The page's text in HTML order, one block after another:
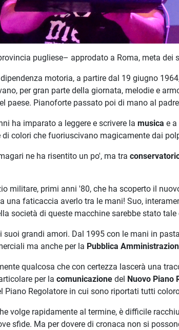
pugliese– approdato a Roma, meta dei
motoria, a partire dal 19 giugno
per gran parte della giornata, melodie e
paese. Pianoforte passato poi di mano al
ha imparato a leggere e scrivere la musica e
di colori che fuoriuscivano magicamente dai
ne ha risentito un po', ma tra
militare, primi anni '80, che ha scoperto il
una faticaccia averlo tra le mani! Suo,
società di queste macchine sarebbe stato
suoi grandi amori. Dal 1995 con le mani in
ma anche per la Pubblica
qualcosa che con certezza lascerà una
per la comunicazione del Nuovo Piano
Piano Regolatore in cui sono riportati tutti
volge rapidamente al termine, è difficile
sfide. Ma per dovere di cronaca non si